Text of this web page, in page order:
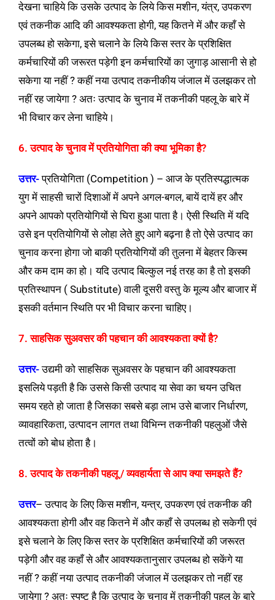
देखना चाहिये कि उसके उत्पाद के लिये किस मशीन, यंत्र, उपकरण
एवं तकनीक आदि की आवश्यकता होगी, यह कितने में और कहाँ से
उपलब्ध हो सकेगा, इसे चलाने के लिये किस स्तर के प्रशिक्षित
कर्मचारियों की जरूरत पड़ेगी इन कर्मचारियों का जुगाड़ आसानी से हो
सकेगा या नहीं ? कहीं नया उत्पाद तकनीकीय जंजाल में उलझकर तो
नहीं रह जायेगा ? अतः उत्पाद के चुनाव में तकनीकी पहलू के बारे में
भी विचार कर लेना चाहिये।
6. उत्पाद के चुनाव में प्रतियोगिता की क्या भूमिका है?
उत्तर-प्रतियोगिता (Competition ) – आज के प्रतिस्पद्धात्मक
युग में साहसी चारों दिशाओं में अपने अगल-बगल, बायें दायें हर और
अपने आपको प्रतियोगियों से घिरा हुआ पाता है। ऐसी स्थिति में यदि
उसे इन प्रतियोगियों से लोहा लेते हुए आगे बढ़ना है तो ऐसे उत्पाद का
चुनाव करना होगा जो बाकी प्रतियोगियों की तुलना में बेहतर किस्म
और कम दाम का हो। यदि उत्पाद बिल्कुल नई तरह का है तो इसकी
प्रतिस्थापन ( Substitute) वाली दूसरी वस्तु के मूल्य और बाजार में
इसकी वर्तमान स्थिति पर भी विचार करना चाहिए।
7. साहसिक सुअवसर की पहचान की आवश्यकता क्यों है?
उत्तर-उद्यमी को साहसिक सुअवसर के पहचान की आवश्यकता
इसलिये पड़ती है कि उससे किसी उत्पाद या सेवा का चयन उचित
समय रहते हो जाता है जिसका सबसे बड़ा लाभ उसे बाजार निर्धारण,
व्यावहारिकता, उत्पादन लागत तथा विभिन्न तकनीकी पहलुओं जैसे
तत्वों को बोध होता है।
8. उत्पाद के तकनीकी पहलू / व्यवहार्यता से आप क्या समझते हैं?
उत्तर– उत्पाद के लिए किस मशीन, यन्त्र, उपकरण एवं तकनीक की
आवश्यकता होगी और वह कितने में और कहाँ से उपलब्ध हो सकेगी एवं
इसे चलाने के लिए किस स्तर के प्रशिक्षित कर्मचारियों की जरूरत
पड़ेगी और वह कहाँ से और आवश्यकतानुसार उपलब्ध हो सकेंगे या
नहीं ? कहीं नया उत्पाद तकनीकी जंजाल में उलझकर तो नहीं रह
जायेगा ? अतः स्पष्ट है कि उत्पाद के चुनाव में तकनीकी पहलू के बारे